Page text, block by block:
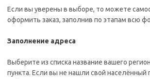
Если вы уверены в выборе, то можете
оформить заказ, заполнив по этапам всю
Заполнение адреса
Выберите из списка название вашего
пункта. Если вы не нашли свой населённый